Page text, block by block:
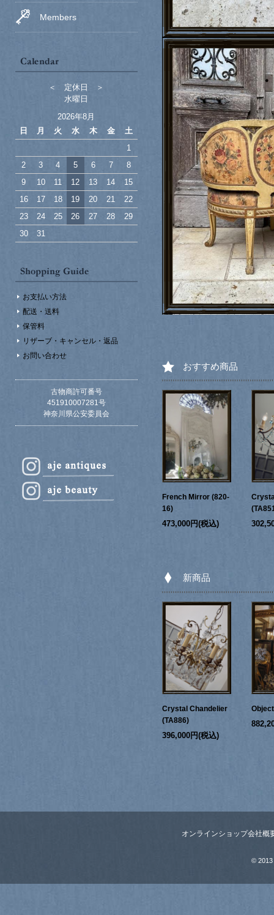
Members
＜ 定休日 ＞
水曜日
2026年8月
日
月 火 水 木 金
土
1
2
3 4 5 6 7
8
9
10 11 12 13 14
15
16
17 18 19 20 21
22
23
24 25 26 27 28
29
30
31
お支払い方法
配送・送料
保管料
リザーブ・キャンセル・返品
お問い合わせ
古物商許可番号
451910007281号
神奈川県公安委員会
おすすめ商品
French Mirror (820-
16)
473,000円(税込)
新商品
Crystal Chandelier
(TA886)
396,000円(税込)
オンラインショップ会社概
© 2013